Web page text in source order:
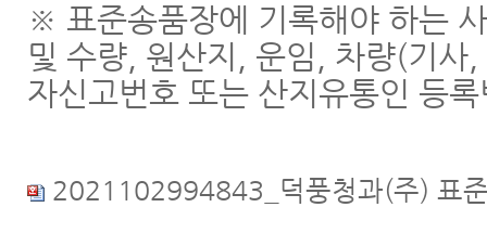
※ 표준송품장에 기록해야 하는
및 수량, 원산지, 운임, 차량(기
자신고번호 또는 산지유통인 등
2021102994843_덕풍청과(주) 표